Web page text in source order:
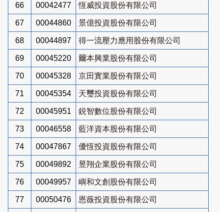
66 00042477 恆威投資股份有限公司
67 00044860 景億投資股份有限公司
68 00044897 得一流壓力應用股份有限公司
69 00045220 爾本興業股份有限公司
70 00045328 京田實業股份有限公司
71 00045354 天璽投資股份有限公司
72 00045951 鋭智數位股份有限公司
73 00046558 藍洋資本股份有限公司
74 00047867 優恆投資股份有限公司
75 00049892 昱翔企業股份有限公司
76 00049957 嶼和文創股份有限公司
77 00050476 恩薇投資股份有限公司